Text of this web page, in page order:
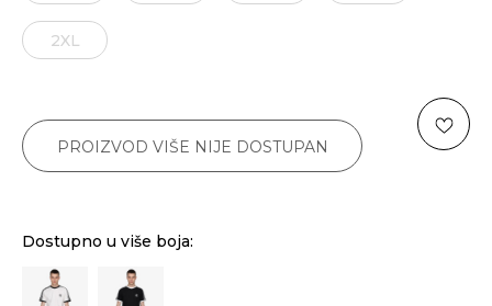
2XL
PROIZVOD VIŠE NIJE DOSTUPAN
Dostupno u više boja: